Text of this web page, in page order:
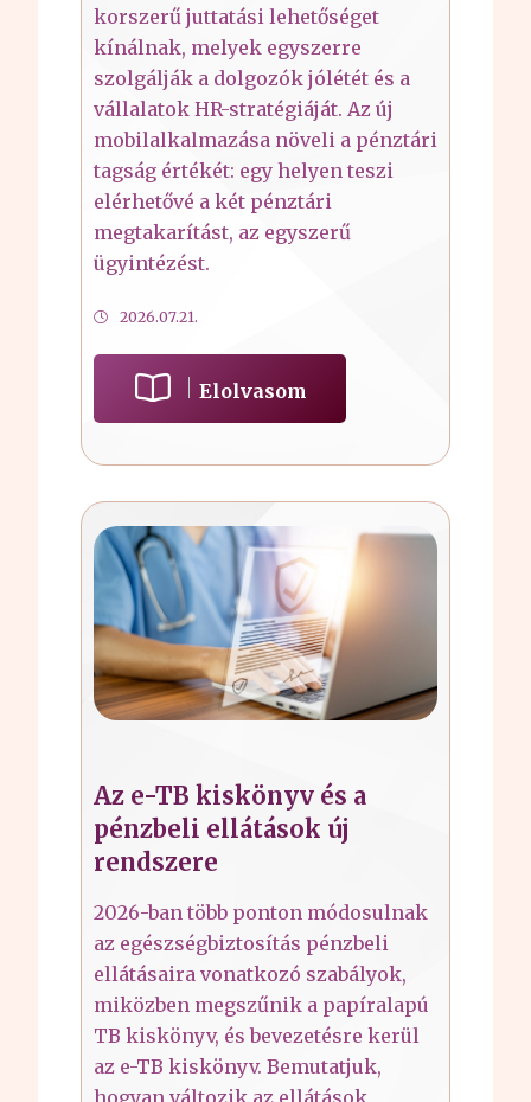
korszerű juttatási lehetőséget
kínálnak, melyek egyszerre
szolgálják a dolgozók jólétét és a
vállalatok HR-stratégiáját. Az új
mobilalkalmazása növeli a pénztári
tagság értékét: egy helyen teszi
elérhetővé a két pénztári
megtakarítást, az egyszerű
ügyintézést.
2026.07.21.
Elolvasom
Az e-TB kiskönyv és a
pénzbeli ellátások új
rendszere
2026-ban több ponton módosulnak
az egészségbiztosítás pénzbeli
ellátásaira vonatkozó szabályok,
miközben megszűnik a papíralapú
TB kiskönyv, és bevezetésre kerül
az e-TB kiskönyv. Bemutatjuk,
hogyan változik az ellátások